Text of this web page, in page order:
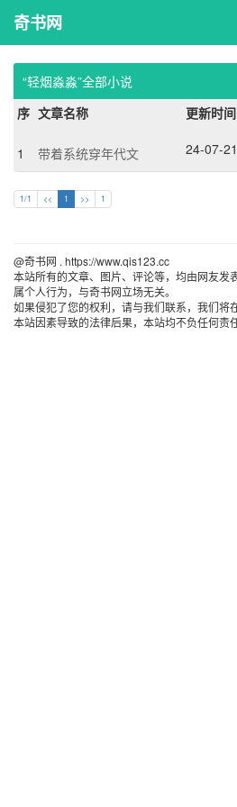
奇书网
“轻烟淼淼”全部小说
序 文章名称 更新时间
1 带着系统穿年代文 24-07-21
1/1 << 1 >> 1
@奇书网 . https://www.qis123.cc
本站所有的文章、图片、评论等，均由网友发
属个人行为，与奇书网立场无关。
如果侵犯了您的权利，请与我们联系，我们将
本站因素导致的法律后果，本站均不负任何责任